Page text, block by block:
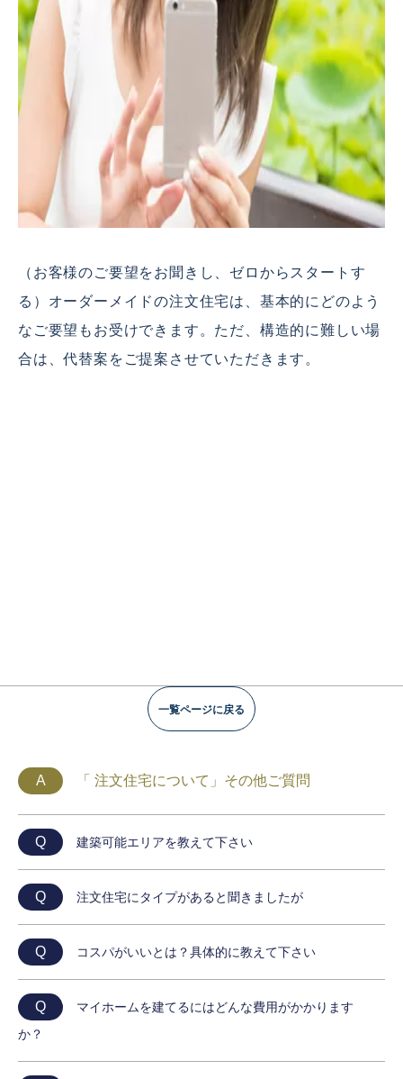
（お客様のご要望をお聞きし、ゼロからスタートす
る）オーダーメイドの注文住宅は、基本的にどのよう
なご要望もお受けできます。ただ、構造的に難しい場
合は、代替案をご提案させていただきます。
一覧ページに戻る
A 「 注文住宅について」その他ご質問
Q 建築可能エリアを教えて下さい
Q 注文住宅にタイプがあると聞きましたが
Q コスパがいいとは？具体的に教えて下さい
Q
マイホームを建てるにはどんな費用がかかります
か？